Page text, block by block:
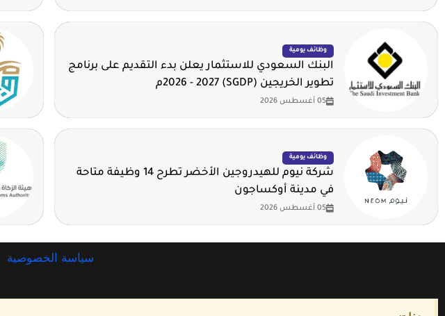
وظائف يومية
البنك السعودي للاستثمار يعلن بدء التقديم على برنامج
تطوير الخريجين (SGDP) 2026 - 2027م
05 أغسطس 2026
وظائف يومية
شركة نيوم للهيدروجين الأخضر تطرح 14 وظيفة متاحة
في مدينة أوكساجون
05 أغسطس 2026
سياسة الخصوصية